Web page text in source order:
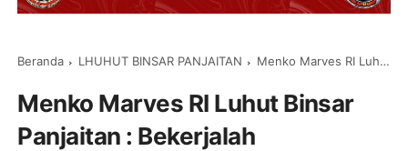
Beranda LHUHUT BINSAR PANJAITAN Menko Marves RI Luhut Binsar Panjaitan : Bekerjalah Membangun Negeri Dengan Hati
Menko Marves RI Luhut Binsar
Panjaitan : Bekerjalah